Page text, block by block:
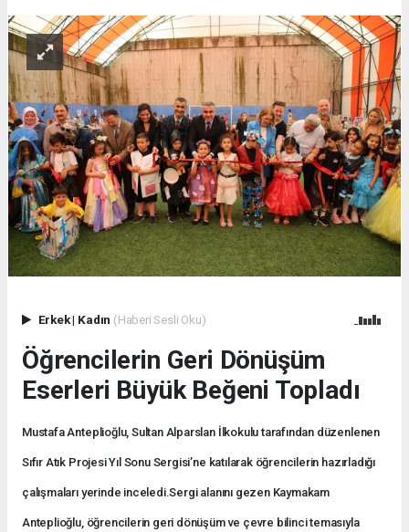
Erkek| Kadın (Haberi Sesli Oku)
Öğrencilerin Geri Dönüşüm
Eserleri Büyük Beğeni Topladı
Mustafa Anteplioğlu, Sultan Alparslan İlkokulu tarafından düzenlenen
Sıfır Atık Projesi Yıl Sonu Sergisi’ne katılarak öğrencilerin hazırladığı
çalışmaları yerinde inceledi.Sergi alanını gezen Kaymakam
Anteplioğlu, öğrencilerin geri dönüşüm ve çevre bilinci temasıyla